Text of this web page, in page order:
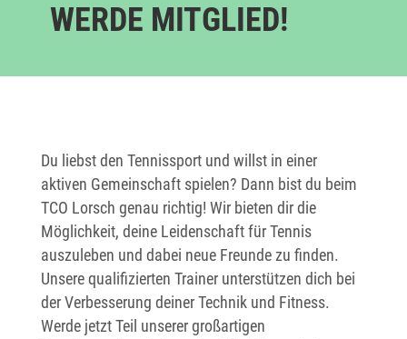
WERDE MITGLIED!
Du liebst den Tennissport und willst in einer
aktiven Gemeinschaft spielen? Dann bist du beim
TCO Lorsch genau richtig! Wir bieten dir die
Möglichkeit, deine Leidenschaft für Tennis
auszuleben und dabei neue Freunde zu finden.
Unsere qualifizierten Trainer unterstützen dich bei
der Verbesserung deiner Technik und Fitness.
Werde jetzt Teil unserer großartigen